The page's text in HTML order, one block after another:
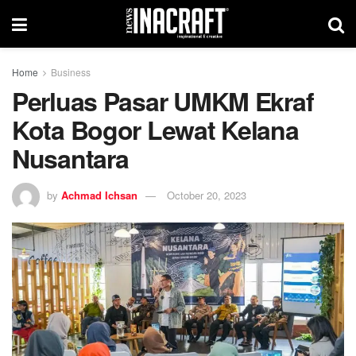
Home Business
Perluas Pasar UMKM Ekraf
Kota Bogor Lewat Kelana
Nusantara
by Achmad Ichsan October 20, 2023